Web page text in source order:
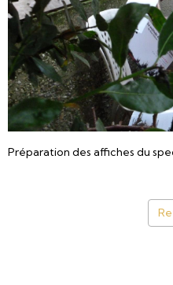
Préparation des affiches du